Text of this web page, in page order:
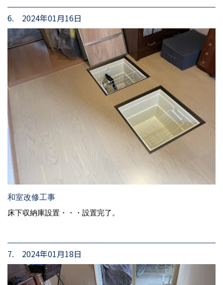
6. 2024年01月16日
和室改修工事
床下収納庫設置・・・設置完了。
7. 2024年01月18日